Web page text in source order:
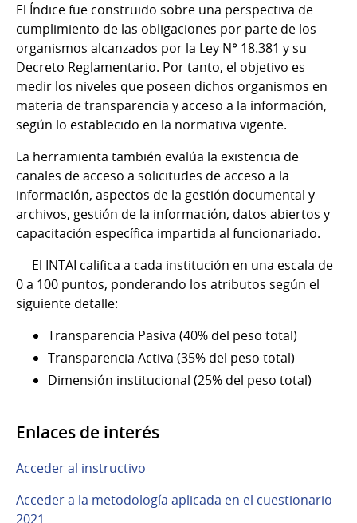
El Índice fue construido sobre una perspectiva de
cumplimiento de las obligaciones por parte de los
organismos alcanzados por la Ley N° 18.381 y su
Decreto Reglamentario. Por tanto, el objetivo es
medir los niveles que poseen dichos organismos en
materia de transparencia y acceso a la información,
según lo establecido en la normativa vigente.
La herramienta también evalúa la existencia de
canales de acceso a solicitudes de acceso a la
información, aspectos de la gestión documental y
archivos, gestión de la información, datos abiertos y
capacitación específica impartida al funcionariado.
El INTAI califica a cada institución en una escala de
0 a 100 puntos, ponderando los atributos según el
siguiente detalle:
Transparencia Pasiva (40% del peso total)
Transparencia Activa (35% del peso total)
Dimensión institucional (25% del peso total)
Enlaces de interés
Acceder al instructivo
Acceder a la metodología aplicada en el cuestionario
2021